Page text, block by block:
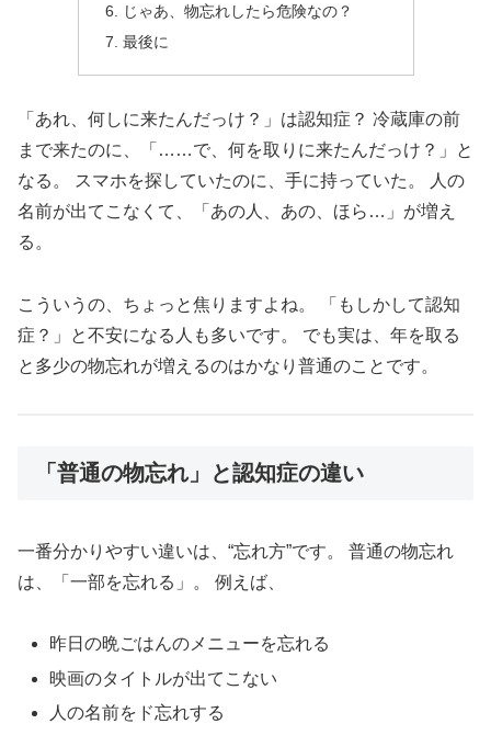
じゃあ、物忘れしたら危険なの？
最後に
「あれ、何しに来たんだっけ？」は認知症？ 冷蔵庫の前
まで来たのに、「……で、何を取りに来たんだっけ？」と
なる。 スマホを探していたのに、手に持っていた。 人の
名前が出てこなくて、「あの人、あの、ほら…」が増え
る。
こういうの、ちょっと焦りますよね。 「もしかして認知
症？」と不安になる人も多いです。 でも実は、年を取る
と多少の物忘れが増えるのはかなり普通のことです。
「普通の物忘れ」と認知症の違い
一番分かりやすい違いは、“忘れ方”です。 普通の物忘れ
は、「一部を忘れる」。 例えば、
昨日の晩ごはんのメニューを忘れる
映画のタイトルが出てこない
人の名前をド忘れする